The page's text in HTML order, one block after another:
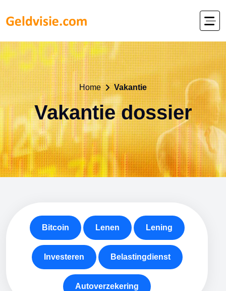
Home Vakantie
Vakantie dossier
Bitcoin Lenen Lening
Investeren Belastingdienst
Autoverzekering